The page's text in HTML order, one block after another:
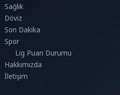
Sağlık
Döviz
Son Dakika
Spor
Lig Puan Durumu
Hakkımızda
İletişim